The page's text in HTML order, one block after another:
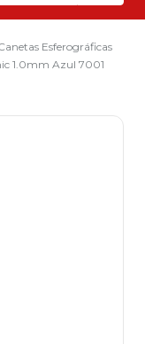
Esferográficas
1.0mm Azul 7001